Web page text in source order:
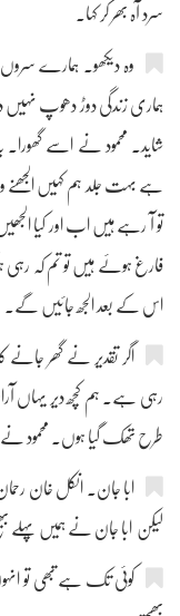
سرد آہ بھر کر کہا۔
وہ دیکھو۔ ہمارے
ہماری زندگی دوڑ دھوپ
شاید۔ محمود نے اسے گھورا۔
ہے بہت جلد ہم کہیں
تو آ رہے ہیں اب اور کیا
فارغ ہوئے ہیں تو تم کہ رہی
اس کے بعد الجھ جائیں گے۔
اگر تقدیر نے گھر جانے
رہی ہے۔ ہم کچھ دیر یہاں
طرح تھک گیا ہوں۔ محمود نے
ابا جان۔ انکل خان رحمان
لیکن ابا جان نے ہمیں پہلے
کوئی تک ہے تبھی تو